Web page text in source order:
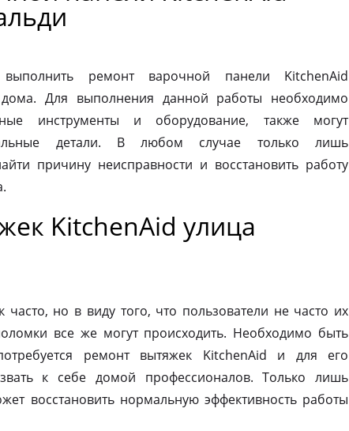
ремонт варочной панели KitchenAid
дома. Для выполнения данной работы необходимо
инструменты и оборудование, также могут
детали. В любом случае только лишь
причину неисправности и восстановить работу
KitchenAid улица
но в виду того, что пользователи не часто их
все же могут происходить. Необходимо быть
ремонт вытяжек KitchenAid и для его
к себе домой профессионалов. Только лишь
восстановить нормальную эффективность работы